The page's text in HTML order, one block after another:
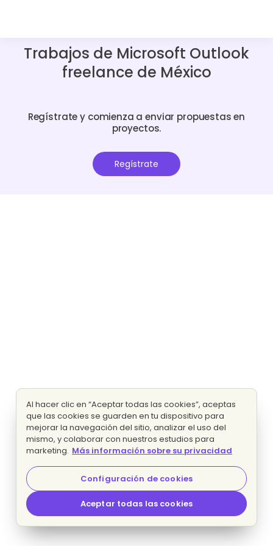
Trabajos de Microsoft Outlook
freelance de México
Regístrate y comienza a enviar propuestas en
proyectos.
Regístrate
Al hacer clic en “Aceptar todas las cookies”, aceptas
que las cookies se guarden en tu dispositivo para
mejorar la navegación del sitio, analizar el uso del
mismo, y colaborar con nuestros estudios para
marketing. Más información sobre su privacidad
Configuración de cookies
Aceptar todas las cookies